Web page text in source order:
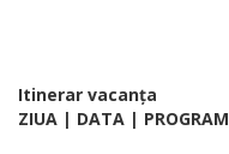
Itinerar vacanța
ZIUA | DATA | PROGRAM